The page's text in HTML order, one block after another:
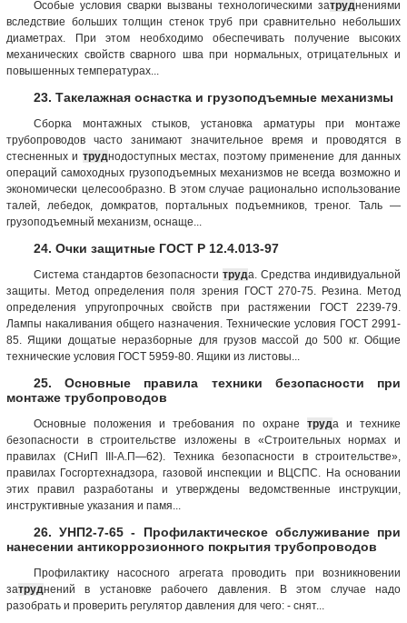
Особые условия сварки вызваны технологическими затруднениями
вследствие больших толщин стенок труб при сравнительно небольших
диаметрах. При этом необходимо обеспечивать получение высоких
механических свойств сварного шва при нормальных, отрицательных и
повышенных температурах...
23. Такелажная оснастка и грузоподъемные механизмы
Сборка монтажных стыков, установка арматуры при монтаже
трубопроводов часто занимают значительное время и проводятся в
стесненных и труднодоступных местах, поэтому применение для данных
операций самоходных грузоподъемных механизмов не всегда возможно и
экономически целесообразно. В этом случае рационально использование
талей, лебедок, домкратов, портальных подъемников, треног. Таль —
грузоподъемный механизм, оснаще...
24. Очки защитные ГОСТ Р 12.4.013-97
Система стандартов безопасности труда. Средства индивидуальной
защиты. Метод определения поля зрения ГОСТ 270-75. Резина. Метод
определения упругопрочных свойств при растяжении ГОСТ 2239-79.
Лампы накаливания общего назначения. Технические условия ГОСТ 2991-
85. Ящики дощатые неразборные для грузов массой до 500 кг. Общие
технические условия ГОСТ 5959-80. Ящики из листовы...
25. Основные правила техники безопасности при
монтаже трубопроводов
Основные положения и требования по охране труда и технике
безопасности в строительстве изложены в «Строительных нормах и
правилах (СНиП III-А.П—62). Техника безопасности в строительстве»,
правилах Госгортехнадзора, газовой инспекции и ВЦСПС. На основании
этих правил разработаны и утверждены ведомственные инструкции,
инструктивные указания и памя...
26. УНП2-7-65 - Профилактическое обслуживание при
нанесении антикоррозионного покрытия трубопроводов
Профилактику насосного агрегата проводить при возникновении
затруднений в установке рабочего давления. В этом случае надо
разобрать и проверить регулятор давления для чего: - снят...